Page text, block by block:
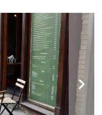
chevron_right